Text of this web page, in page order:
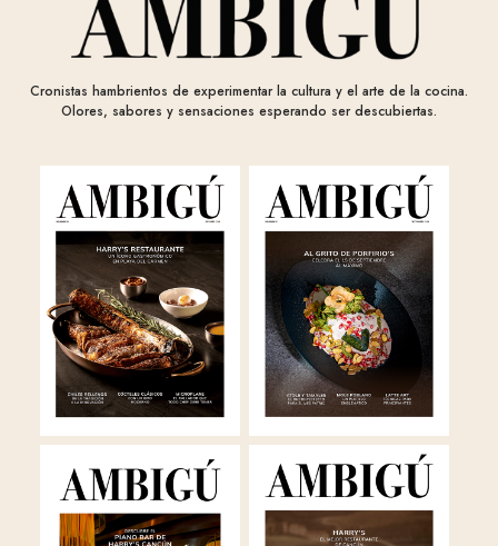
Cronistas hambrientos de experimentar la cultura y el arte de la cocina.
Olores, sabores y sensaciones esperando ser descubiertas.